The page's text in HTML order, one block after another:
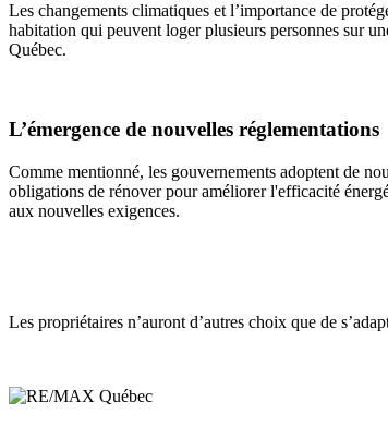
Les changements climatiques et l’importance de
habitation qui peuvent loger plusieurs personnes sur
Québec.
L’émergence de nouvelles réglementations
Comme mentionné, les gouvernements adoptent de
obligations de rénover pour améliorer l'efficacité
aux nouvelles exigences.
Les propriétaires n’auront d’autres choix que de